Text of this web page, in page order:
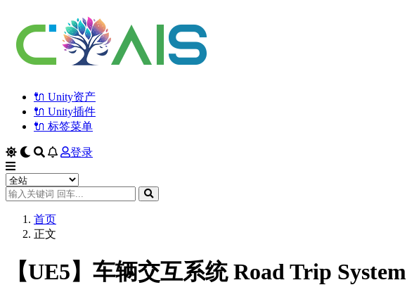
🔌 Unity资产
🔌 Unity插件
🔌 标签菜单
登录
首页
正文
【UE5】车辆交互系统 Road Trip System